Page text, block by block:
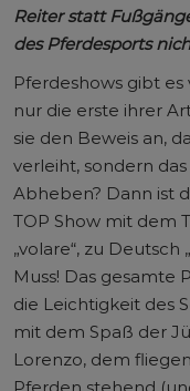
Reiter statt
des Pferdesports
Pferdeshows gibt es
nur die erste ihrer
sie den Beweis an,
verleiht, sondern
Abheben? Dann ist
TOP Show mit dem
„volare“, zu Deutsch
Muss! Das gesamte
die Leichtigkeit des
mit dem Spaß der
Lorenzo, dem
Pferden stehend